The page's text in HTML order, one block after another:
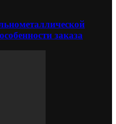
заказа